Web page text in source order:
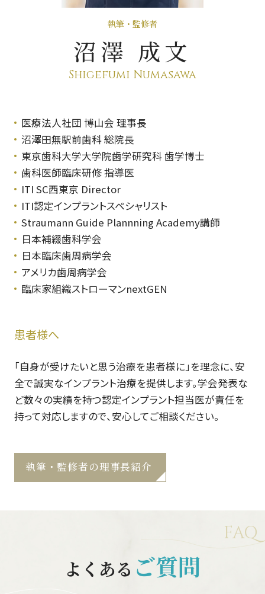
執筆・監修者
沼澤 成文
Shigefumi Numasawa
医療法人社団 博山会 理事長
沼澤田無駅前歯科 総院長
東京歯科大学大学院歯学研究科 歯学博士
歯科医師臨床研修 指導医
ITI SC西東京 Director
ITI認定インプラントスペシャリスト
Straumann Guide Plannning Academy講師
日本補綴歯科学会
日本臨床歯周病学会
アメリカ歯周病学会
臨床家組織ストローマンnextGEN
患者様へ
「自身が受けたいと思う治療を患者様に」を理念に、安
全で誠実なインプラント治療を提供します。学会発表な
ど数々の実績を持つ認定インプラント担当医が責任を
持って対応しますので、安心してご相談ください。
執筆・監修者の理事長紹介
FAQ
よくある ご質問